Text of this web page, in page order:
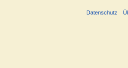
Datenschutz